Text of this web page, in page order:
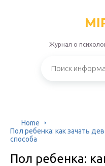
Журнал о
Home
Пол ребенка: как зачать
способа
Пол ребенка: